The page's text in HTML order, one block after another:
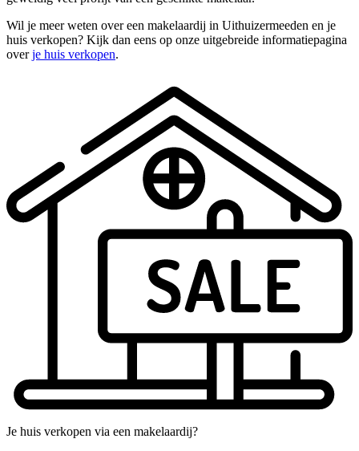
Wil je meer weten over een makelaardij in Uithuizermeeden en je
huis verkopen? Kijk dan eens op onze uitgebreide informatiepagina
overje huis verkopen.
Je huis verkopen via een makelaardij?